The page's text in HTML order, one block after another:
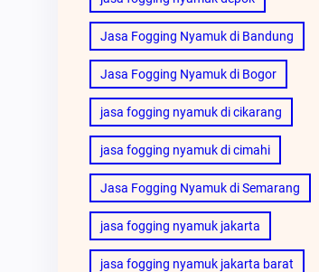
Jasa Fogging Nyamuk di Bandung
Jasa Fogging Nyamuk di Bogor
jasa fogging nyamuk di cikarang
jasa fogging nyamuk di cimahi
Jasa Fogging Nyamuk di Semarang
jasa fogging nyamuk jakarta
jasa fogging nyamuk jakarta barat